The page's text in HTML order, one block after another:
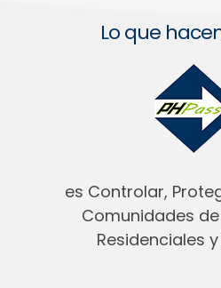
Lo que
es Controlar,
Comunidades de
Residenciales